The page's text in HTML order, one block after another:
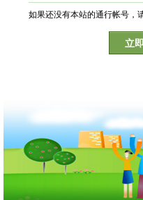
如果还没有本站的通行帐号，
立